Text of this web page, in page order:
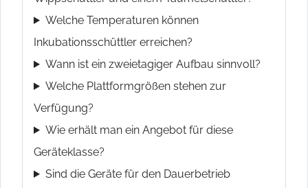
Welche Temperaturen können
Inkubationsschüttler erreichen?
Wann ist ein zweietagiger Aufbau sinnvoll?
Welche Plattformgrößen stehen zur
Verfügung?
Wie erhält man ein Angebot für diese
Geräteklasse?
Sind die Geräte für den Dauerbetrieb